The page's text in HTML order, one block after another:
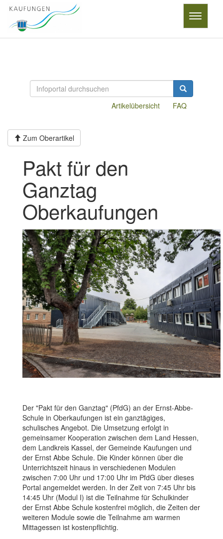
Toggle
FAQ
Artikelübersicht
Zum Oberartikel
Pakt für den
Ganztag
Oberkaufungen
Der "Pakt für den Ganztag" (PfdG) an der Ernst-Abbe-
Schule in Oberkaufungen ist ein ganztägiges,
schulisches Angebot. Die Umsetzung erfolgt in
gemeinsamer Kooperation zwischen dem Land Hessen,
dem Landkreis Kassel, der Gemeinde Kaufungen und
der Ernst Abbe Schule. Die Kinder können über die
Unterrichtszeit hinaus in verschiedenen Modulen
zwischen 7:00 Uhr und 17:00 Uhr im PfdG über dieses
Portal angemeldet werden. In der Zeit von 7:45 Uhr bis
14:45 Uhr (Modul I) ist die Teilnahme für Schulkinder
der Ernst Abbe Schule kostenfrei möglich, die Zeiten der
weiteren Module sowie die Teilnahme am warmen
Mittagessen ist kostenpflichtig.